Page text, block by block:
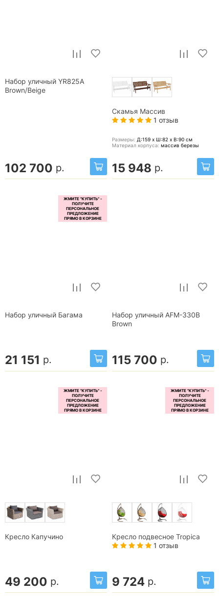
Набор уличный YR825A
Brown/Beige
102 700 р.
Скамья Массив
1 отзыв
Размеры: Д:159 x Ш:82 x В:90 см
Материал корпуса: массив березы
15 948 р.
Набор уличный Багама
21 151 р.
Набор уличный AFM-330B
Brown
115 700 р.
Кресло Капучино
49 200 р.
Кресло подвесное Tropica
1 отзыв
9 724 р.